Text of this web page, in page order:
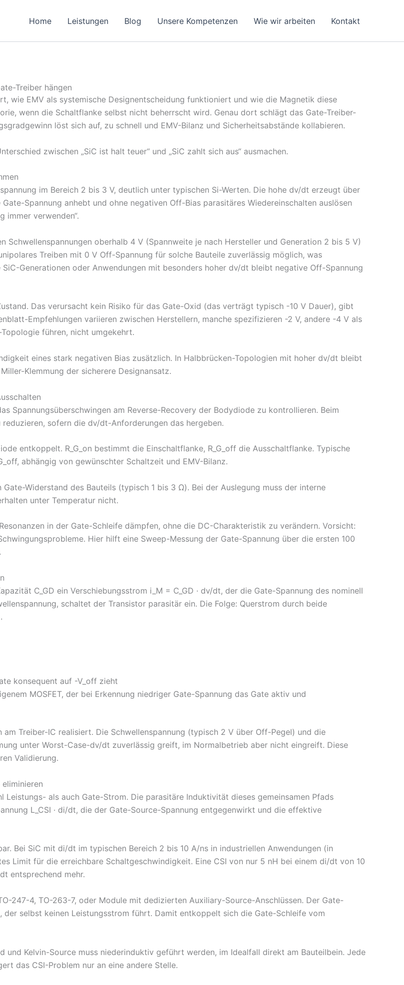
Home Leistungen Blog Unsere Kompetenzen Wie wir arbeiten Kontakt
Treiber hängen
wie EMV als systemische Designentscheidung funktioniert und wie die Magnetik diese
wenn die Schaltflanke selbst nicht beherrscht wird. Genau dort schlägt das Gate-Treiber-
löst sich auf, zu schnell und EMV-Bilanz und Sicherheitsabstände kollabieren.
zwischen „SiC ist halt teuer“ und „SiC zahlt sich aus“ ausmachen.
im Bereich 2 bis 3 V, deutlich unter typischen Si-Werten. Die hohe dv/dt erzeugt über
Spannung anhebt und ohne negativen Off-Bias parasitäres Wiedereinschalten auslösen
immer verwenden“.
Schwellenspannungen oberhalb 4 V (Spannweite je nach Hersteller und Generation 2 bis 5 V)
Treiben mit 0 V Off-Spannung für solche Bauteile zuverlässig möglich, was
Generationen oder Anwendungen mit besonders hoher dv/dt bleibt negative Off-Spannung
Das verursacht kein Risiko für das Gate-Oxid (das verträgt typisch -10 V Dauer), gibt
Empfehlungen variieren zwischen Herstellern, manche spezifizieren -2 V, andere -4 V als
führen, nicht umgekehrt.
eines stark negativen Bias zusätzlich. In Halbbrücken-Topologien mit hoher dv/dt bleibt
Klemmung der sicherere Designansatz.
Spannungsüberschwingen am Reverse-Recovery der Bodydiode zu kontrollieren. Beim
sofern die dv/dt-Anforderungen das hergeben.
entkoppelt. R_G_on bestimmt die Einschaltflanke, R_G_off die Ausschaltflanke. Typische
abhängig von gewünschter Schaltzeit und EMV-Bilanz.
Widerstand des Bauteils (typisch 1 bis 3 Ω). Bei der Auslegung muss der interne
unter Temperatur nicht.
in der Gate-Schleife dämpfen, ohne die DC-Charakteristik zu verändern. Vorsicht:
Hier hilft eine Sweep-Messung der Gate-Spannung über die ersten 100
C_GD ein Verschiebungsstrom i_M = C_GD · dv/dt, der die Gate-Spannung des nominell
schaltet der Transistor parasitär ein. Die Folge: Querstrom durch beide
konsequent auf -V_off zieht
MOSFET, der bei Erkennung niedriger Gate-Spannung das Gate aktiv und
Treiber-IC realisiert. Die Schwellenspannung (typisch 2 V über Off-Pegel) und die
unter Worst-Case-dv/dt zuverlässig greift, im Normalbetrieb aber nicht eingreift. Diese
Validierung.
Leistungs- als auch Gate-Strom. Die parasitäre Induktivität dieses gemeinsamen Pfads
L_CSI · di/dt, die der Gate-Source-Spannung entgegenwirkt und die effektive
Bei SiC mit di/dt im typischen Bereich 2 bis 10 A/ns in industriellen Anwendungen (in
Limit für die erreichbare Schaltgeschwindigkeit. Eine CSI von nur 5 nH bei einem di/dt von 10
entsprechend mehr.
247-4, TO-263-7, oder Module mit dedizierten Auxiliary-Source-Anschlüssen. Der Gate-
selbst keinen Leistungsstrom führt. Damit entkoppelt sich die Gate-Schleife vom
und Kelvin-Source muss niederinduktiv geführt werden, im Idealfall direkt am Bauteilbein. Jede
das CSI-Problem nur an eine andere Stelle.